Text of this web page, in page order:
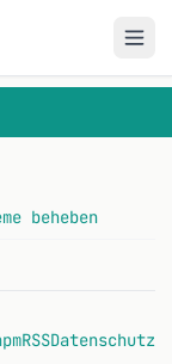
beheben
RSSDatenschutz